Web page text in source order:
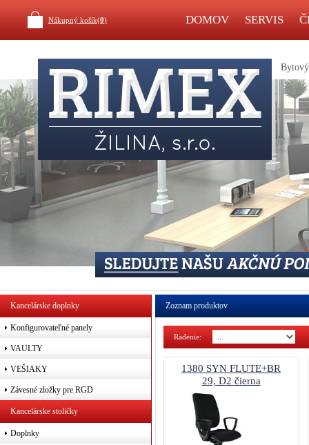
Nákupný košík(0) DOMOV SERVIS
Bytový
Kancelárske doplnky
Konfigurovateľné panely
VAULTY
VEŠIAKY
Závesné zložky pre RGD
Kancelárske stoličky
Doplnky
Zoznam produktov
Radenie:
1380 SYN FLUTE+BR
29, D2 čierna